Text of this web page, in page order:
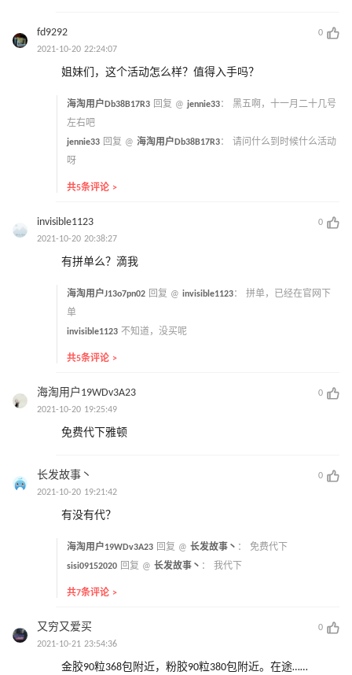
fd9292
0
2021-10-20 22:24:07
姐妹们，这个活动怎么样？值得入手吗？
海淘用户Db38B17R3 回复 @ jennie33： 黑五啊，十一月二十几号
左右吧
jennie33 回复 @ 海淘用户Db38B17R3： 请问什么到时候什么活动
呀
共5条评论 >
invisible1123
0
2021-10-20 20:38:27
有拼单么？滴我
海淘用户J13o7pn02 回复 @ invisible1123： 拼单，已经在官网下
单
invisible1123 不知道，没买呢
共5条评论 >
海淘用户19WDv3A23
0
2021-10-20 19:25:49
免费代下雅顿
长发故事丶
0
2021-10-20 19:21:42
有没有代？
海淘用户19WDv3A23 回复 @ 长发故事丶 ： 免费代下
sisi09152020 回复 @ 长发故事丶 ： 我代下
共7条评论 >
又穷又爱买
0
2021-10-21 23:54:36
金胶90粒368包附近，粉胶90粒380包附近。在途……